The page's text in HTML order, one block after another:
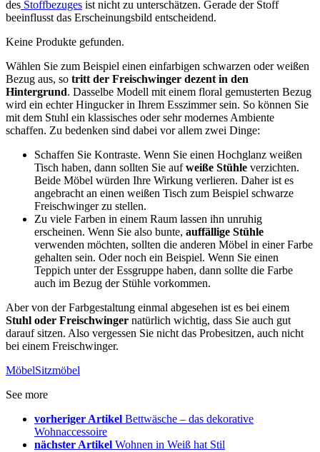
des Stoffbezuges ist nicht zu unterschätzen. Gerade der Stoff
beeinflusst das Erscheinungsbild entscheidend.
Keine Produkte gefunden.
Wählen Sie zum Beispiel einen einfarbigen schwarzen oder weißen
Bezug aus, so tritt der Freischwinger dezent in den
Hintergrund. Dasselbe Modell mit einem floral gemusterten Bezug
wird ein echter Hingucker in Ihrem Esszimmer sein. So können Sie
mit dem Stuhl ein klassisches oder sehr modernes Ambiente
schaffen. Zu bedenken sind dabei vor allem zwei Dinge:
Schaffen Sie Kontraste. Wenn Sie einen Hochglanz weißen
Tisch haben, dann sollten Sie aufweiße Stühle verzichten.
Beide Möbel würden Ihre Wirkung verlieren. Daher ist es
angebracht an einen weißen Tisch zum Beispiel schwarze
Freischwinger zu stellen.
Zu viele Farben in einem Raum lassen ihn unruhig
erscheinen. Wenn Sie also bunte, auffällige Stühle
verwenden möchten, sollten die anderen Möbel in einer Farbe
gehalten sein. Oder noch ein Beispiel. Wenn Sie einen
Teppich unter der Essgruppe haben, dann sollte die Farbe
auch im Bezug der Stühle vorkommen.
Aber von der Farbgestaltung einmal abgesehen ist es bei einem
Stuhl oder Freischwinger natürlich wichtig, dass Sie auch gut
darauf sitzen. Also vergessen Sie nicht das Probesitzen, auch nicht
bei einem Freischwinger.
MöbelSitzmöbel
See more
vorheriger Artikel Bettwäsche – das dekorative
Wohnaccessoire
nächster Artikel Wohnen in Weiß hat Stil